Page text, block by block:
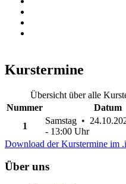
Kurstermine
Übersicht über alle
Nummer
Datum
1
Samstag •
- 13:00 Uhr
Download der Kurstermine im
Über uns